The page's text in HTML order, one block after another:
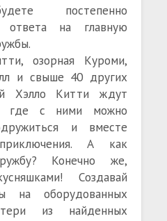
постепенно
ответа на главную
озорная Куроми,
и свыше 40 других
Хэлло Китти ждут
где с ними можно
и вместе
А как
Конечно же,
Создавай
на оборудованных
из найденных